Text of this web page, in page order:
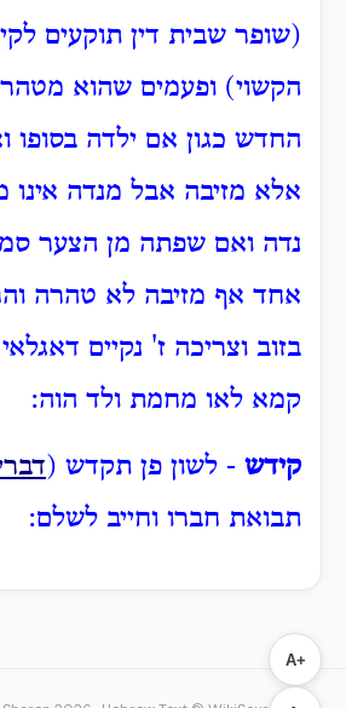
(שופר שבית דין תוקעים
הקשוי) ופעמים שהוא
החדש כגון אם ילדה בסופו
אלא מזיבה אבל מנדה אינו
נדה ואם שפתה מן הצער
אחד אף מזיבה לא טהרה
בזוב וצריכה ז' נקיים
קמא לאו מחמת ולד הוה:
קידש - לשון פן תקדש (
תבואת חברו וחייב לשלם:
A+